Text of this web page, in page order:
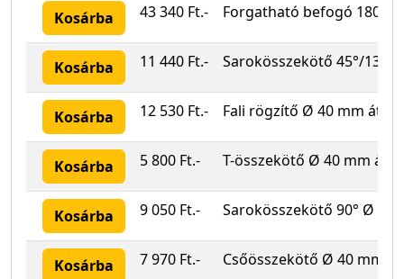
Kosárba 43 340 Ft.- Forgatható befogó 180°
Kosárba 11 440 Ft.- Sarokösszekötő 45°/
Kosárba 12 530 Ft.- Fali rögzítő Ø 40 mm
Kosárba 5 800 Ft.- T-összekötő Ø 40 mm
Kosárba 9 050 Ft.- Sarokösszekötő 90° Ø 40
Kosárba 7 970 Ft.- Csőösszekötő Ø 40 mm